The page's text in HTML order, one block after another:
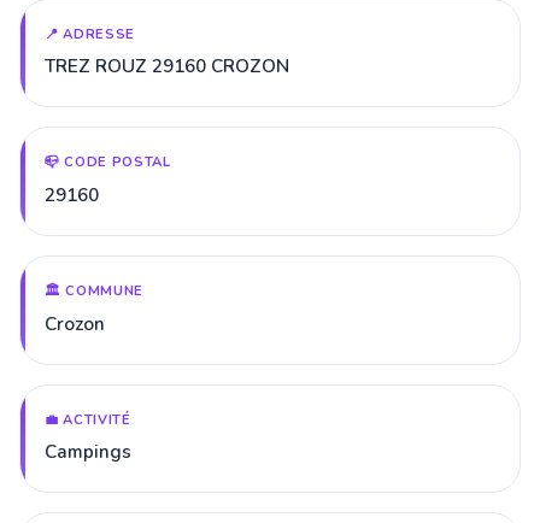
📍 ADRESSE
TREZ ROUZ 29160 CROZON
📪 CODE POSTAL
29160
🏛️ COMMUNE
Crozon
💼 ACTIVITÉ
Campings